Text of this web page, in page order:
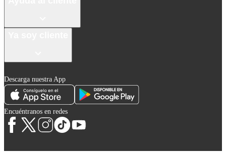
Descarga nuestra App
Encuéntranos en redes